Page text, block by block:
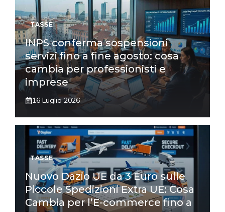
TASSE
INPS conferma sospensioni
servizi fino a fine agosto: cosa
cambia per professionisti e
imprese
16 Luglio 2026
TASSE
Nuovo Dazio UE da 3 Euro sulle
Piccole Spedizioni Extra UE: Cosa
Cambia per l’E-commerce fino a